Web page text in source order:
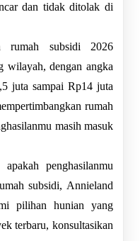
dan tidak ditolak di
rumah subsidi 2026
wilayah, dengan angka
juta sampai Rp14 juta
rumah
masih masuk
penghasilanmu
subsidi, Annieland
pilihan hunian yang
terbaru, konsultasikan